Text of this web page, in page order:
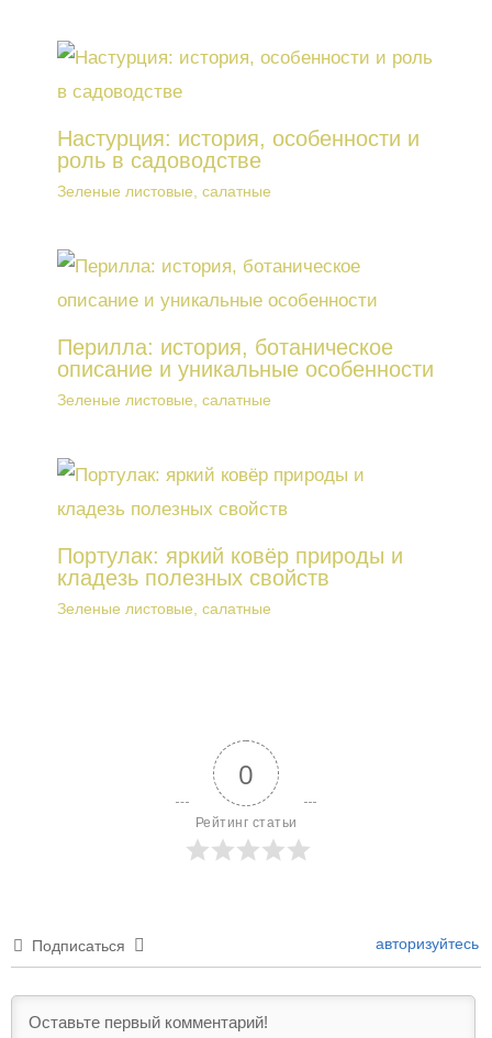
Настурция: история, особенности и
роль в садоводстве
Зеленые листовые, салатные
Перилла: история, ботаническое
описание и уникальные особенности
Зеленые листовые, салатные
Портулак: яркий ковёр природы и
кладезь полезных свойств
Зеленые листовые, салатные
0
Рейтинг статьи
Подписаться авторизуйтесь